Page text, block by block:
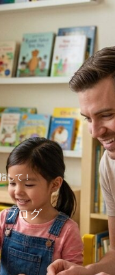
して！
ブログ